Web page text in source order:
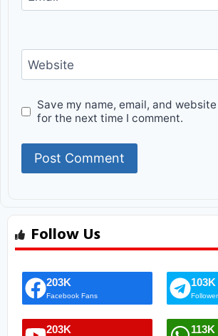
Website
Save my name, email, and
for the next time I comment.
Follow Us
203K
Facebook Fans
103K
203K 113K